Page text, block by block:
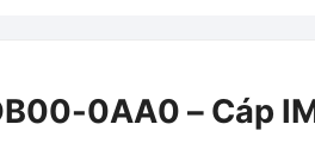
0AA0 – Cáp